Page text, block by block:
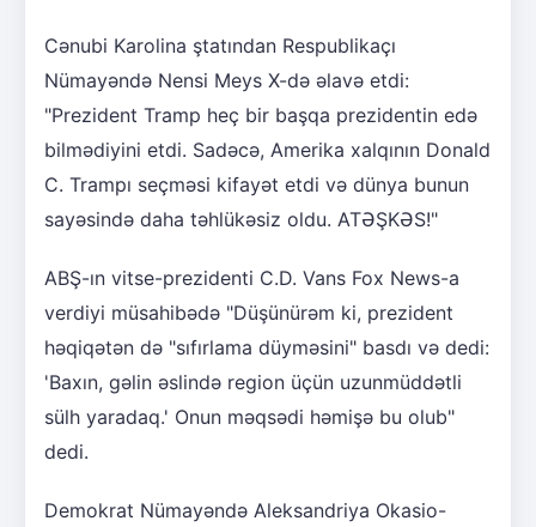
Cənubi Karolina ştatından Respublikaçı
Nümayəndə Nensi Meys X-də əlavə etdi:
"Prezident Tramp heç bir başqa prezidentin edə
bilmədiyini etdi. Sadəcə, Amerika xalqının Donald
C. Trampı seçməsi kifayət etdi və dünya bunun
sayəsində daha təhlükəsiz oldu. ATƏŞKƏS!"
ABŞ-ın vitse-prezidenti C.D. Vans Fox News-a
verdiyi müsahibədə "Düşünürəm ki, prezident
həqiqətən də "sıfırlama düyməsini" basdı və dedi:
'Baxın, gəlin əslində region üçün uzunmüddətli
sülh yaradaq.' Onun məqsədi həmişə bu olub"
dedi.
Demokrat Nümayəndə Aleksandriya Okasio-